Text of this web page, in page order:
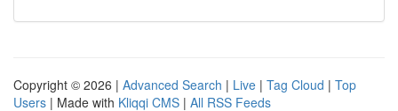
Copyright © 2026 | Advanced Search | Live | Tag Cloud | Top
Users | Made with Kliqqi CMS | All RSS Feeds